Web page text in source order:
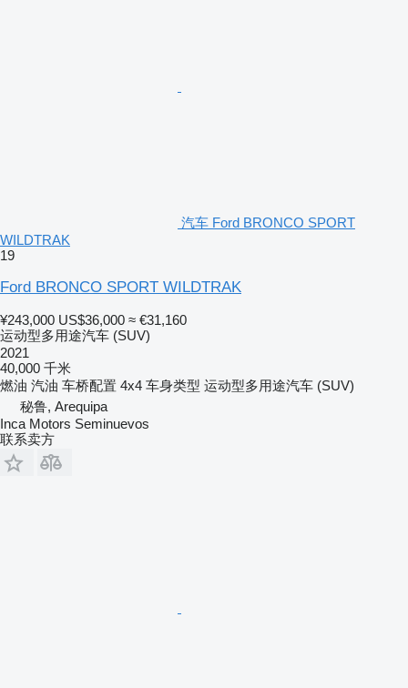
汽车 Ford BRONCO SPORT
WILDTRAK
19
Ford BRONCO SPORT WILDTRAK
¥243,000 US$36,000 ≈ €31,160
运动型多用途汽车 (SUV)
2021
40,000 千米
燃油 汽油 车桥配置 4x4 车身类型 运动型多用途汽车 (SUV)
秘鲁, Arequipa
Inca Motors Seminuevos
联系卖方